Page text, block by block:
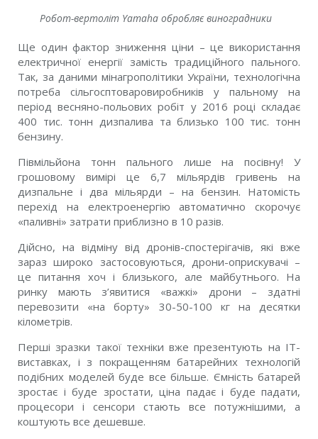
Робот-вертоліт Yamaha обробляє виноградники
Ще один фактор зниження ціни – це використання
електричної енергії замість традиційного пального.
Так, за даними мінагрополітики України, технологічна
потреба сільгосптоваровиробників у пальному на
період весняно-польових робіт у 2016 році складає
400 тис. тонн дизпалива та близько 100 тис. тонн
бензину.
Півмільйона тонн пального лише на посівну! У
грошовому вимірі це 6,7 мільярдів гривень на
дизпальне і два мільярди – на бензин. Натомість
перехід на електроенергію автоматично скорочує
«паливні» затрати приблизно в 10 разів.
Дійсно, на відміну від дронів-спостерігачів, які вже
зараз широко застосовуються, дрони-оприскувачі –
це питання хоч і близького, але майбутнього. На
ринку мають з’явитися «важкі» дрони – здатні
перевозити «на борту» 30-50-100 кг на десятки
кілометрів.
Перші зразки такої техніки вже презентують на ІТ-
виставках, і з покращенням батарейних технологій
подібних моделей буде все більше. Ємність батарей
зростає і буде зростати, ціна падає і буде падати,
процесори і сенсори стають все потужнішими, а
коштують все дешевше.